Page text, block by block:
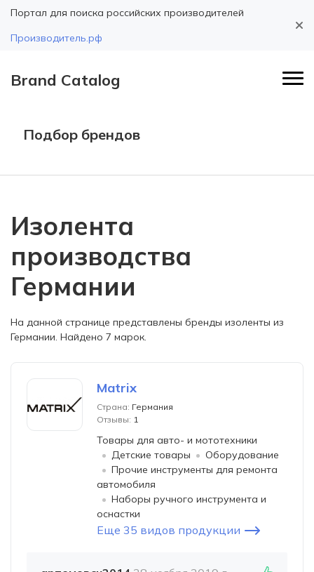
Портал для поиска российских производителей
Производитель.рф
Brand Catalog
Подбор брендов
Изолента
производства
Германии
На данной странице представлены бренды изоленты из
Германии. Найдено 7 марок.
Matrix
Страна: Германия
Отзывы: 1
Товары для авто- и мототехники
Детские товары
Оборудование
Прочие инструменты для ремонта
автомобиля
Наборы ручного инструмента и
оснастки
Еще 35 видов продукции